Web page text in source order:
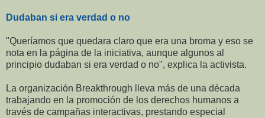
Dudaban si era verdad o no
"Queríamos que quedara claro que era una broma y eso se
nota en la página de la iniciativa, aunque algunos al
principio dudaban si era verdad o no", explica la activista.
La organización Breakthrough lleva más de una década
trabajando en la promoción de los derechos humanos a
través de campañas interactivas, prestando especial